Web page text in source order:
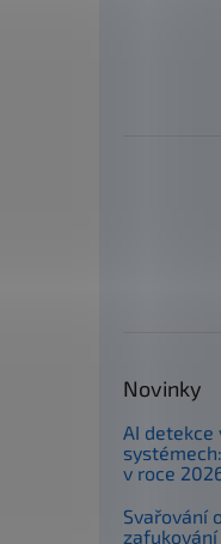
Novinky
AI detekce
v roce
Svařování